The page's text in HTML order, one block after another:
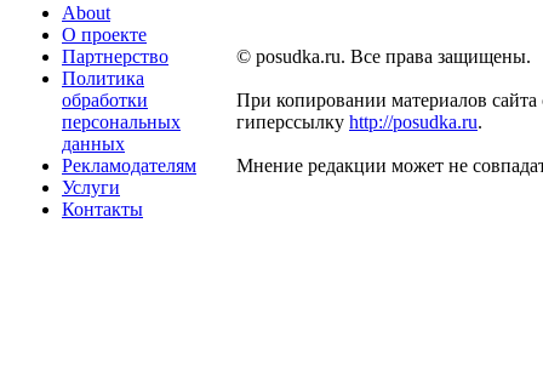
About
О проекте
Партнерство
Политика
обработки
персональных
данных
Рекламодателям
Услуги
Контакты
© posudka.ru. Все права защищены.
При копировании материалов сайта
гиперссылку http://posudka.ru.
Мнение редакции может не